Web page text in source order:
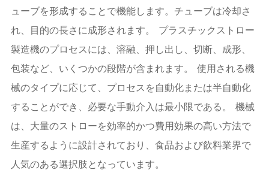
ューブを形成することで機能します。チューブは冷却さ
れ、目的の長さに成形されます。 プラスチックストロー
製造機のプロセスには、溶融、押し出し、切断、成形、
包装など、いくつかの段階が含まれます。 使用される機
械のタイプに応じて、プロセスを自動化または半自動化
することができ、必要な手動介入は最小限である。 機械
は、大量のストローを効率的かつ費用効果の高い方法で
生産するように設計されており、食品および飲料業界で
人気のある選択肢となっています。